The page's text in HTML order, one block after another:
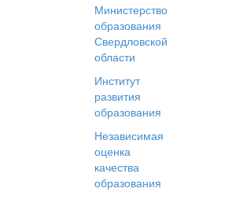
Министерство
образования
Свердловской
области
Институт
развития
образования
Независимая
оценка
качества
образования